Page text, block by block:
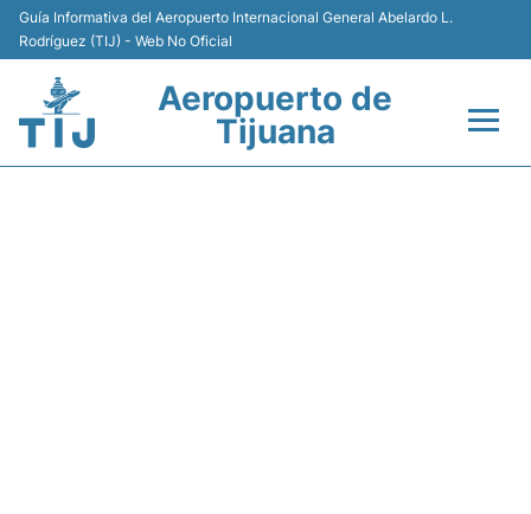
Guía Informativa del Aeropuerto Internacional General Abelardo L.
Rodríguez (TIJ) - Web No Oficial
Aeropuerto de
Tijuana